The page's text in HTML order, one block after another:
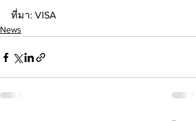
ที่มา: VISA
News